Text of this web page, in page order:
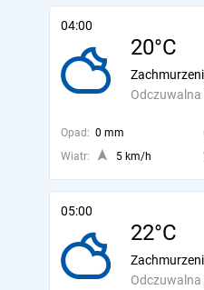
04:00
20°C
Odczuwalna
Opad: 0 mm
Wiatr:
5 km/h
05:00
22°C
Odczuwalna